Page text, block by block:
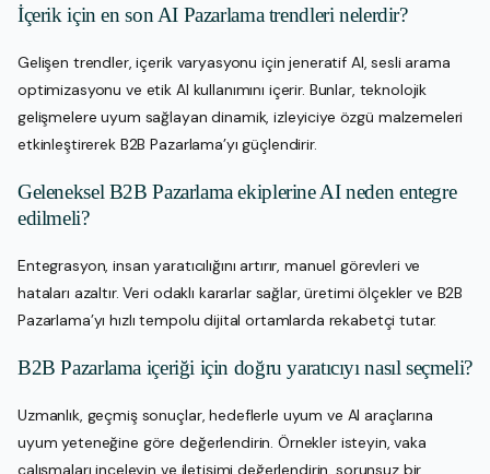
İçerik için en son AI Pazarlama trendleri nelerdir?
Gelişen trendler, içerik varyasyonu için jeneratif AI, sesli arama
optimizasyonu ve etik AI kullanımını içerir. Bunlar, teknolojik
gelişmelere uyum sağlayan dinamik, izleyiciye özgü malzemeleri
etkinleştirerek B2B Pazarlama’yı güçlendirir.
Geleneksel B2B Pazarlama ekiplerine AI neden entegre
edilmeli?
Entegrasyon, insan yaratıcılığını artırır, manuel görevleri ve
hataları azaltır. Veri odaklı kararlar sağlar, üretimi ölçekler ve B2B
Pazarlama’yı hızlı tempolu dijital ortamlarda rekabetçi tutar.
B2B Pazarlama içeriği için doğru yaratıcıyı nasıl seçmeli?
Uzmanlık, geçmiş sonuçlar, hedeflerle uyum ve AI araçlarına
uyum yeteneğine göre değerlendirin. Örnekler isteyin, vaka
çalışmaları inceleyin ve iletişimi değerlendirin, sorunsuz bir